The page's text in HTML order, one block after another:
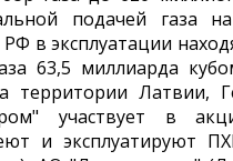
подачей газа
в эксплуатации
63,5 миллиарда
территории Латвии,
участвует в
и эксплуатируют